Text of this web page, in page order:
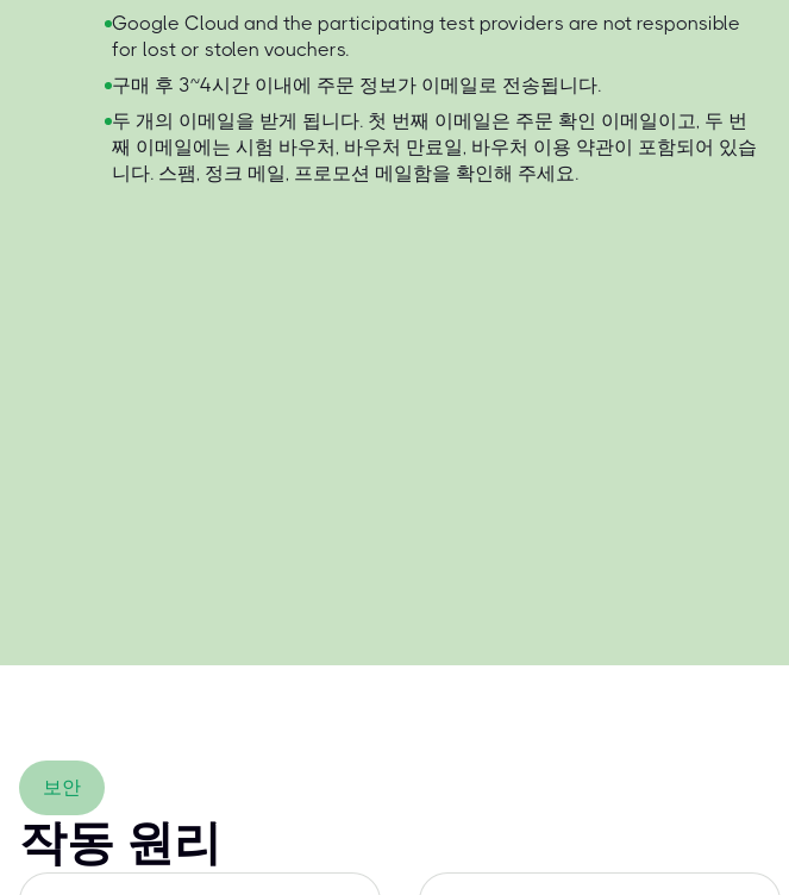
Google Cloud and the participating test providers are not responsible
for lost or stolen vouchers.
구매 후 3~4시간 이내에 주문 정보가 이메일로 전송됩니다.
두 개의 이메일을 받게 됩니다. 첫 번째 이메일은 주문 확인 이메일이고, 두 번
째 이메일에는 시험 바우처, 바우처 만료일, 바우처 이용 약관이 포함되어 있습
니다. 스팸, 정크 메일, 프로모션 메일함을 확인해 주세요.
보안
작동 원리